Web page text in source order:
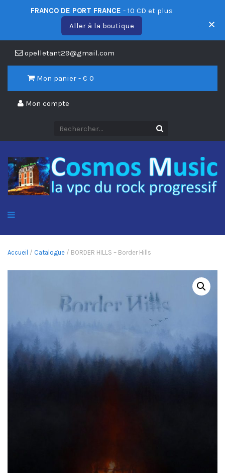
opelletant29@gmail.com
Mon panier - € 0
Mon compte
Accueil / Catalogue / BORDER HILLS – Border Hills
FRANCO DE PORT FRANCE - 10 CD et plus
Aller à la boutique